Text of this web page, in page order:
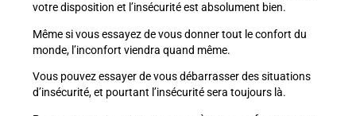
votre disposition et l’insécurité est absolument bien.
Même si vous essayez de vous donner tout le confort du
monde, l’inconfort viendra quand même.
Vous pouvez essayer de vous débarrasser des situations
d’insécurité, et pourtant l’insécurité sera toujours là.